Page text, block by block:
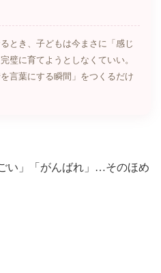
とき、子どもは今まさに「感じ
璧に育てようとしなくていい。
言葉にする瞬間」をつくるだけ
い」「がんばれ」…そのほめ